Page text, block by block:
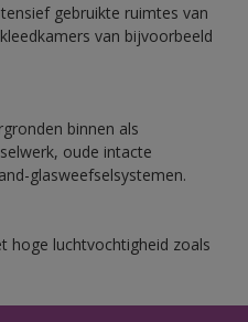
gebruikte ruimtes van
van bijvoorbeeld
binnen als
oude intacte
glasweefselsystemen.
hoge luchtvochtigheid zoals